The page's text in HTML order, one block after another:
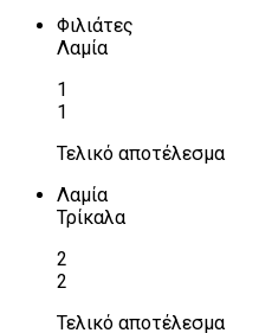
Φιλιάτες
Λαμία
1
1
Τελικό αποτέλεσμα
Λαμία
Τρίκαλα
2
2
Τελικό αποτέλεσμα